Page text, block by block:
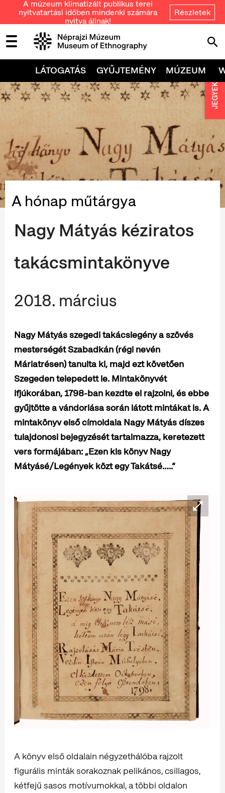
A múzeum klimatizált publikus terei
nyitvatartási időben mindenki számára
nyitva állnak!
Részletek
LÁTOGATÁS GYŰJTEMÉNY MÚZEUM
A hónap műtárgya
Nagy Mátyás kéziratos
takácsmintakönyve
2018. március
Nagy Mátyás szegedi takácslegény a szövés
mesterségét Szabadkán (régi nevén
Máriatrésen) tanulta ki, majd ezt követően
Szegeden telepedett le. Mintakönyvét
ifjúkorában, 1798-ban kezdte el rajzolni, és ebbe
gyűjtötte a vándorlása során látott mintákat is. A
mintakönyv első címoldala Nagy Mátyás díszes
tulajdonosi bejegyzését tartalmazza, keretezett
vers formájában: „Ezen kis könyv Nagy
Mátyásé/Legények közt egy Takátsé…..”
A könyv első oldalain négyzethálóba rajzolt
figurális minták sorakoznak pelikános, csillagos,
kétfejű sasos motívumokkal, a többi oldalon
JEGYEK